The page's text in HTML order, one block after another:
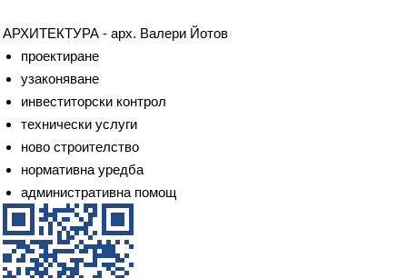
АРХИТЕКТУРА - арх. Валери Йотов
проектиране
узаконяване
инвеститорски контрол
технически услуги
ново строителство
нормативна уредба
административна помощ